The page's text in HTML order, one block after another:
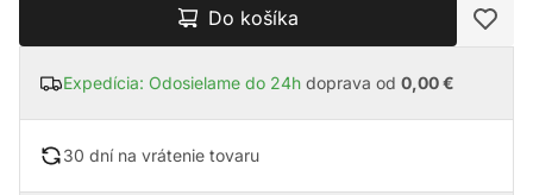
Do košíka
Expedícia: Odosielame do 24h doprava od 0,00 €
30 dní na vrátenie tovaru